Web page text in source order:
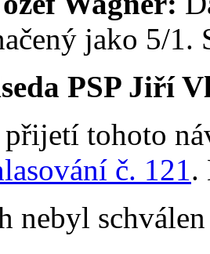
jako 5/1.
PSP Jiří
tohoto
č. 121.
nebyl